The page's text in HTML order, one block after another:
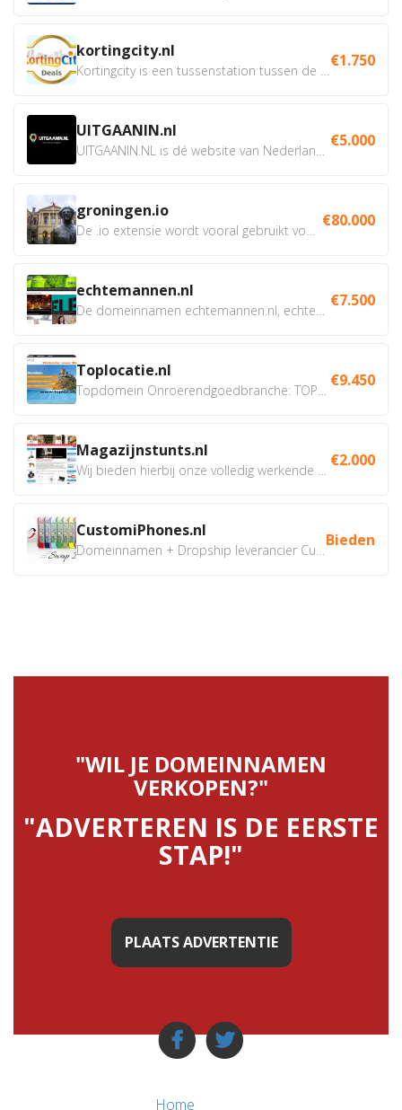
kortingcity.nl €1.750
UITGAANIN.nl €5.000
groningen.io €80.000
echtemannen.nl €7.500
Toplocatie.nl €9.450
Magazijnstunts.nl €2.000
CustomiPhones.nl Bieden
"WIL JE DOMEINNAMEN
VERKOPEN?"
"ADVERTEREN IS DE EERSTE
STAP!"
PLAATS ADVERTENTIE
Home